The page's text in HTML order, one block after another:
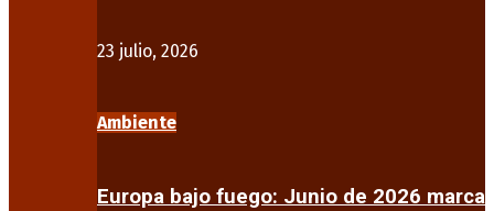
23 julio, 2026
Ambiente
Europa bajo fuego: Junio de 2026 marca